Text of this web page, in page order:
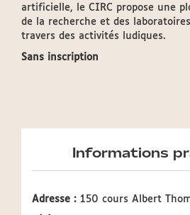
artificielle, le CIRC propose une
de la recherche et des
travers des activités ludiques.
Sans inscription
Informations
Adresse : 150 cours Albert